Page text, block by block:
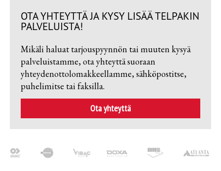
OTA YHTEYTTÄ JA KYSY LISÄÄ TELPAKIN
PALVELUISTA!
Mikäli haluat tarjouspyynnön tai muuten kysyä
palveluistamme, ota yhteyttä suoraan
yhteydenottolomakkeellamme, sähköpostitse,
puhelimitse tai faksilla.
Ota yhteyttä